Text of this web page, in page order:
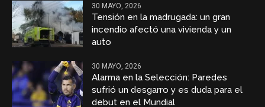
30 MAYO, 2026
Tensión en la madrugada: un gran
incendio afectó una vivienda y un
auto
30 MAYO, 2026
Alarma en la Selección: Paredes
sufrió un desgarro y es duda para el
debut en el Mundial